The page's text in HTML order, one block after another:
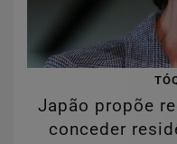
Japão propõe
conceder